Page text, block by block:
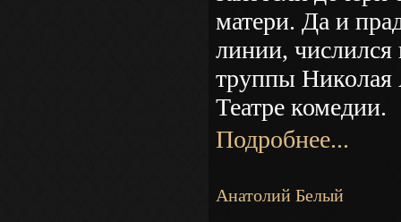
матери. Да и
линии, числился
труппы Николая
Театре комедии.
Подробнее...
Анатолий Белый